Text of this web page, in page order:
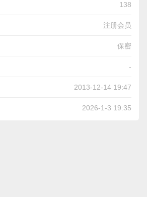
138
注册会员
保密
-
2013-12-14 19:47
2026-1-3 19:35